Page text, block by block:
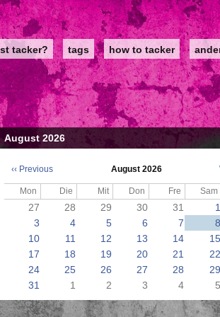
tacker? tags how to tacker
August 2026
Seitennummerierung
‹‹ Previous August 2026
Mon Die Mit Don Fre Sam
27 28 29 30 31 1
3
4 5 6 7 8
10
11 12 13 14 15
17
18 19 20 21 22
24
25 26 27 28 29
31
1 2 3 4 5